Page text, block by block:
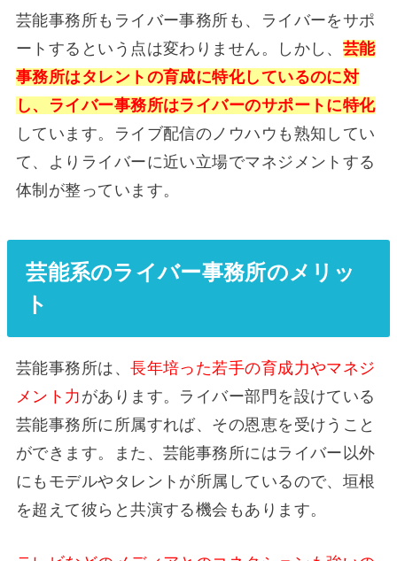
芸能事務所もライバー事務所も、ライバーをサポ
ートするという点は変わりません。しかし、 芸能
事務所はタレントの育成に特化しているのに対
し、ライバー事務所はライバーのサポートに特化
しています。ライブ配信のノウハウも熟知してい
て、よりライバーに近い立場でマネジメントする
体制が整っています。
芸能系のライバー事務所のメリッ
ト
芸能事務所は、長年培った若手の育成力やマネジ
メント力 があります。ライバー部門を設けている
芸能事務所に所属すれば、その恩恵を受けうこと
ができます。また、芸能事務所にはライバー以外
にもモデルやタレントが所属しているので、垣根
を超えて彼らと共演する機会もあります。